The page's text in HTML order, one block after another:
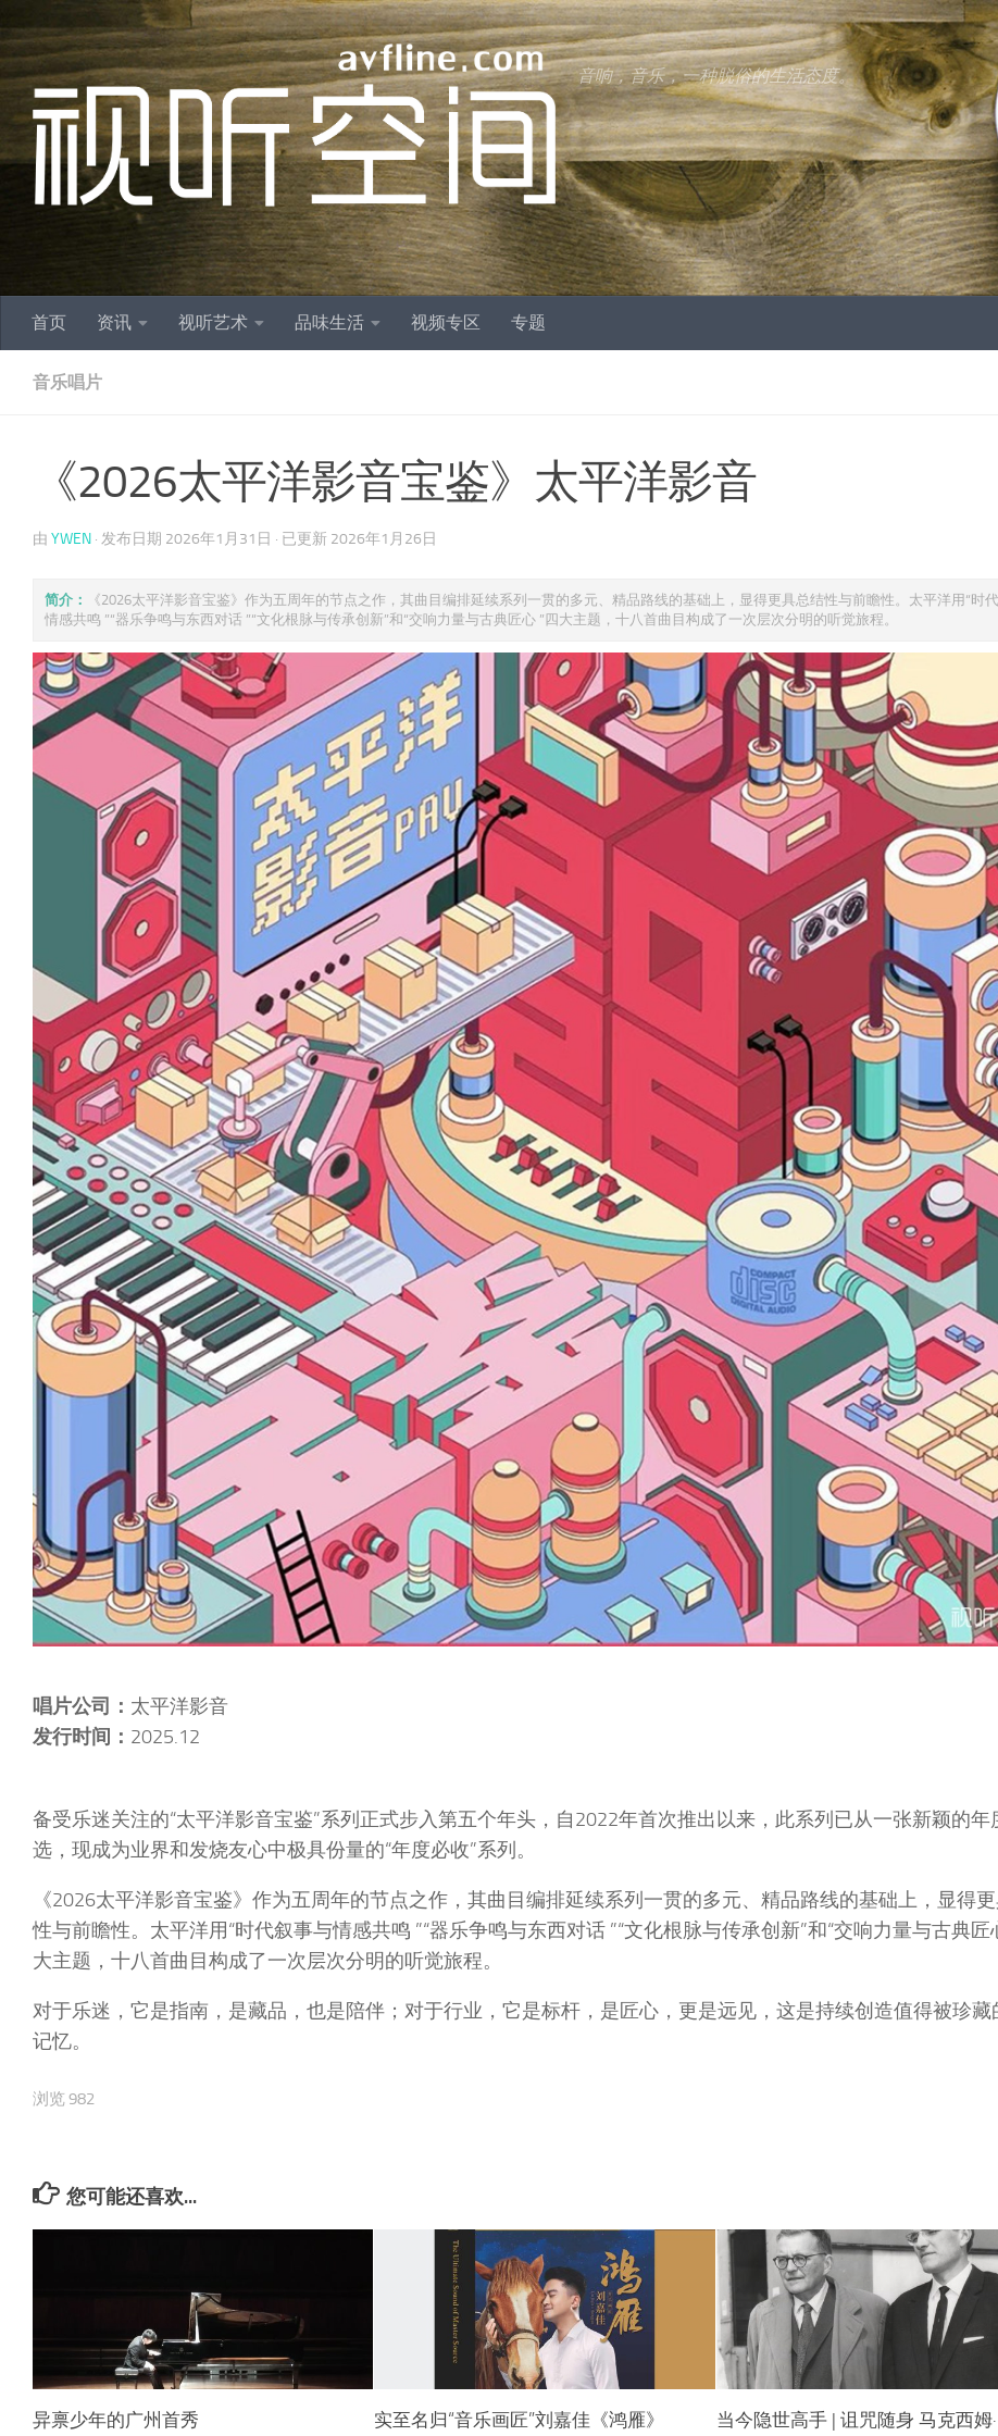
跳至内容
音响，音乐，一种脱俗的生活态度。
首页 资讯 视听艺术 品味生活 视频专区 专题
音乐唱片
《2026太平洋影音宝鉴》太平洋影音
由 YWEN · 发布日期 2026年1月31日 · 已更新 2026年1月26日
简介：
《2026太平洋影音宝鉴》作为五周年的节点之作，其曲目编排延续系列一贯的多元、精品路线的基础上，显得更具总结性与前瞻性。太平洋用“时
情感共鸣 ”“器乐争鸣与东西对话 ”“文化根脉与传承创新”和“交响力量与古典匠心 ”四大主题，十八首曲目构成了一次层次分明的听觉旅程。
唱片公司： 太平洋影音
发行时间： 2025.12
备受乐迷关注的“太平洋影音宝鉴”系列正式步入第五个年头，自2022年首次推出以来，此系列已从一张新颖的年
选，现成为业界和发烧友心中极具份量的“年度必收”系列。
《2026太平洋影音宝鉴》作为五周年的节点之作，其曲目编排延续系列一贯的多元、精品路线的基础上，显得
性与前瞻性。太平洋用“时代叙事与情感共鸣 ”“器乐争鸣与东西对话 ”“文化根脉与传承创新”和“交响力量与古典匠
大主题，十八首曲目构成了一次层次分明的听觉旅程。
对于乐迷，它是指南，是藏品，也是陪伴；对于行业，它是标杆，是匠心，更是远见，这是持续创造值得被珍藏
记忆。
浏览 982
您可能还喜欢...
异禀少年的广州首秀 实至名归“音乐画匠”刘嘉佳《鸿雁》 当今隐世高手 | 诅咒随身 马克西姆